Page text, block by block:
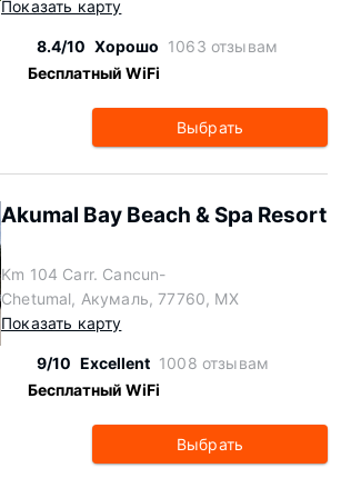
Показать карту
8.4/10 Хорошо 1063 отзывам
Бесплатный WiFi
Выбрать
Akumal Bay Beach & Spa Resort
Km 104 Carr. Cancun-
Chetumal, Акумаль, 77760, MX
Показать карту
9/10 Excellent 1008 отзывам
Бесплатный WiFi
Выбрать